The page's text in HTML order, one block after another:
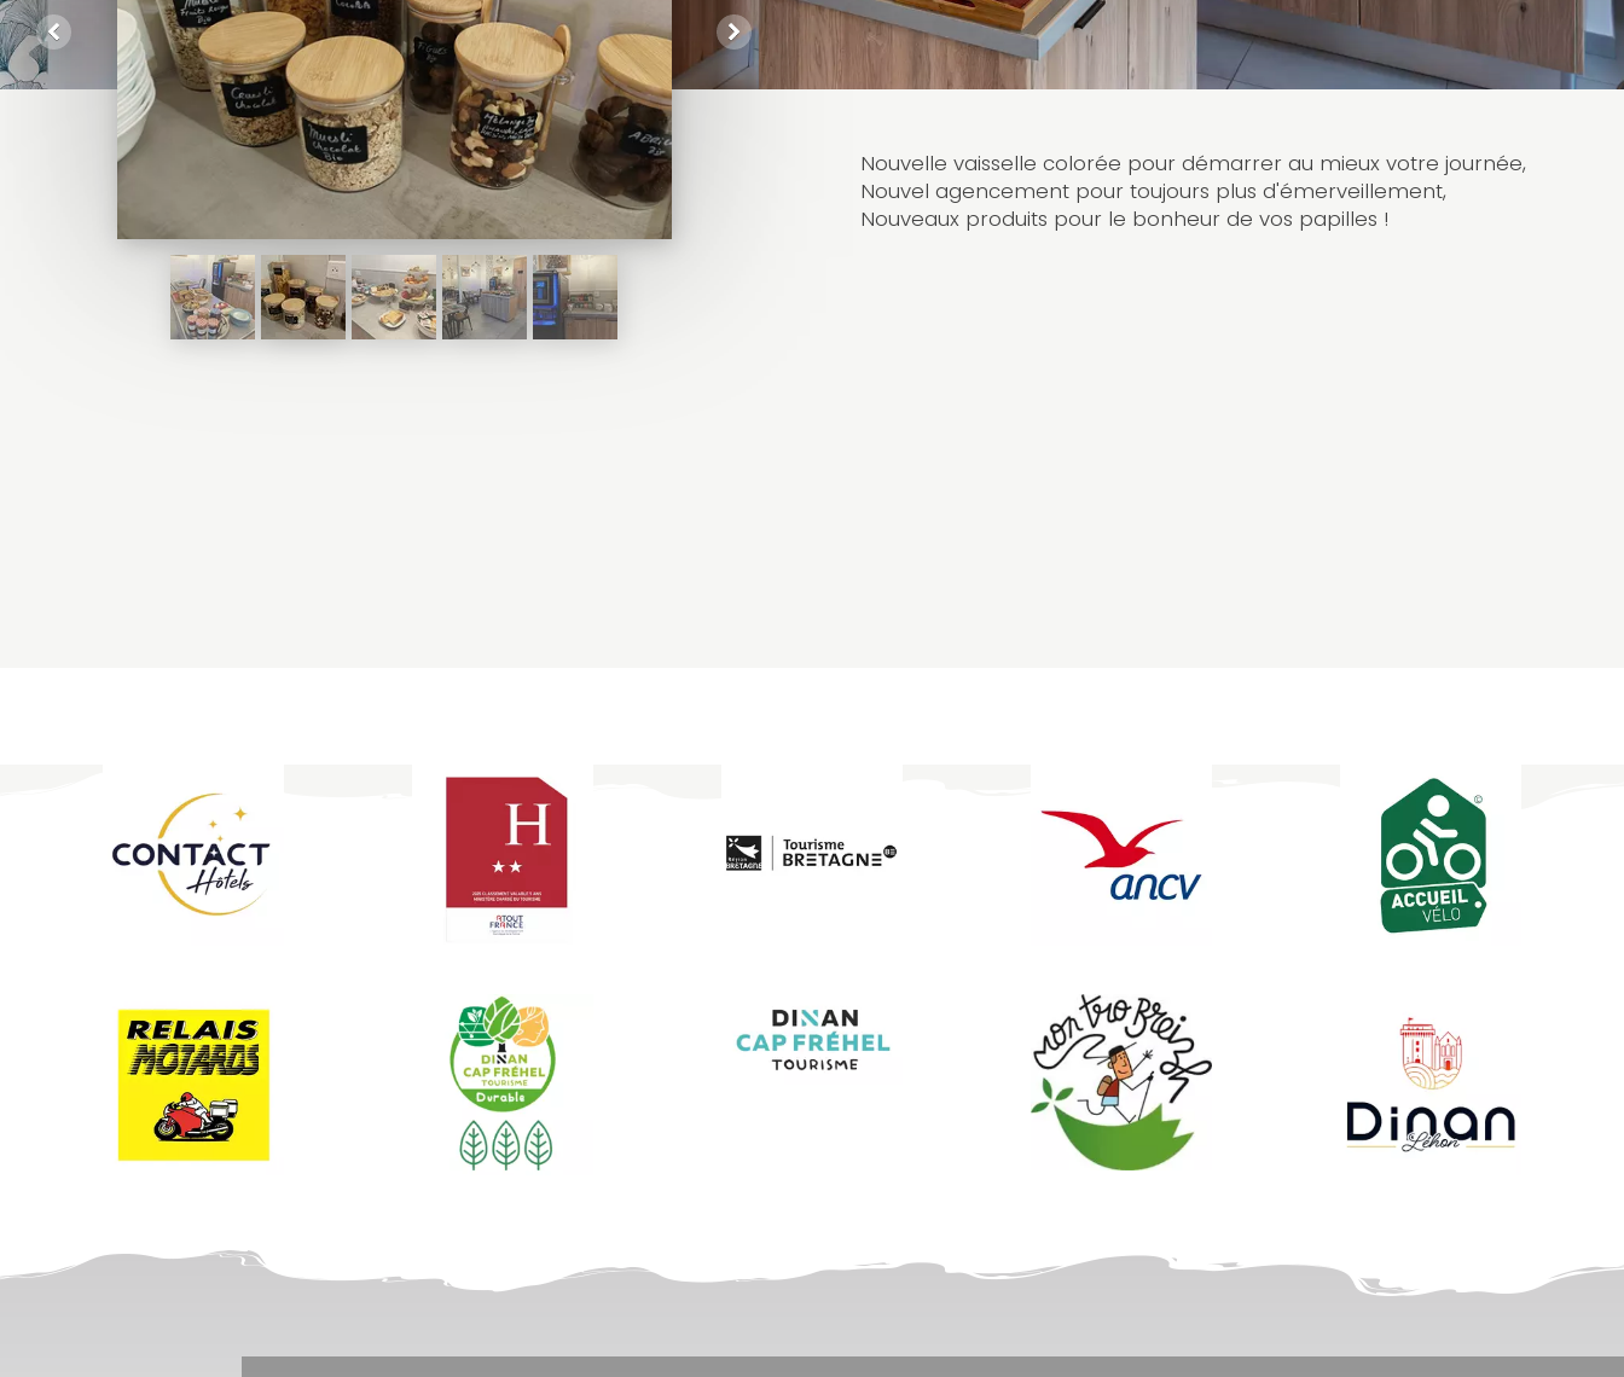
Nouvelle vaisselle colorée pour démarrer au mieux votre journée,
Nouvel agencement pour toujours plus d'émerveillement,
Nouveaux produits pour le bonheur de vos papilles !